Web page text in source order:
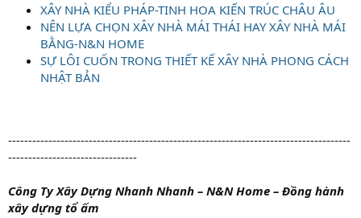
XÂY NHÀ KIỂU PHÁP-TINH HOA KIẾN TRÚC CHÂU ÂU
NÊN LỰA CHỌN XÂY NHÀ MÁI THÁI HAY XÂY NHÀ MÁI
BẰNG-N&N HOME
SỰ LÔI CUỐN TRONG THIẾT KẾ XÂY NHÀ PHONG CÁCH
NHẬT BẢN
-------------------------------------------------------------------------------------
--------------------------------
Công Ty Xây Dựng Nhanh Nhanh – N&N Home – Đồng hành
xây dựng tổ ấm